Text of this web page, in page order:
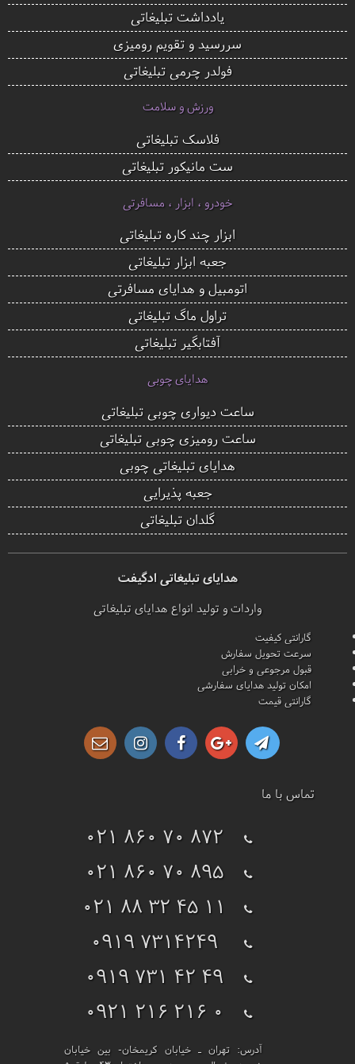
یادداشت تبلیغاتی
سررسید و تقویم رومیزی
فولدر چرمی تبلیغاتی
ورزش و سلامت
فلاسک تبلیغاتی
ست مانیکور تبلیغاتی
خودرو ، ابزار ، مسافرتی
ابزار چند کاره تبلیغاتی
جعبه ابزار تبلیغاتی
اتومبیل و هدایای مسافرتی
تراول ماگ تبلیغاتی
آفتابگیر تبلیغاتی
هدایای چوبی
ساعت دیواری چوبی تبلیغاتی
ساعت رومیزی چوبی تبلیغاتی
هدایای تبلیغاتی چوبی
جعبه پذیرایی
گلدان تبلیغاتی
هدایای تبلیغاتی ادگیفت
واردات و تولید انواع هدایای تبلیغاتی
گارانتی کیفیت
سرعت تحویل سفارش
قبول مرجوعی و خرابی
امکان تولید هدایای سفارشی
گارانتی قیمت
تماس با ما
021 860 70 872
021 860 70 895
021 88 32 45 11
0919 7314249
0919 731 42 49
0921 216 216 0
آدرس: تهران ـ خیابان کریمخان- بین خیابان